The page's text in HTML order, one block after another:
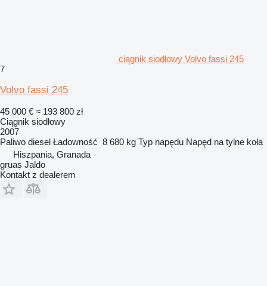
ciągnik siodłowy Volvo fassi 245
7
Volvo fassi 245
45 000 € ≈ 193 800 zł
Ciągnik siodłowy
2007
Paliwo diesel Ładowność 8 680 kg Typ napędu Napęd na tylne koła
Hiszpania, Granada
gruas Jaldo
Kontakt z dealerem